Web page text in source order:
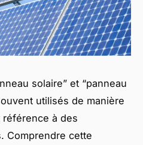
solaire” et “panneau
utilisés de manière
à des
Comprendre cette